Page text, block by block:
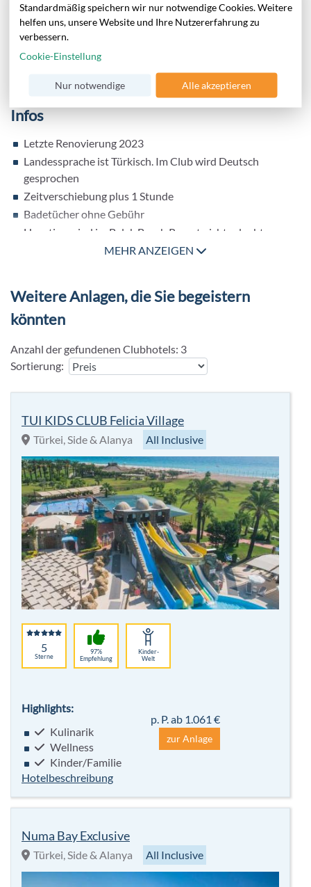
- Beachvolleyball
- Fußball
- Fitnesscenter
- Step Aerobic
MEHR ANZEIGEN
Infos
Letzte Renovierung 2023
Landessprache ist Türkisch. Im Club wird Deutsch
gesprochen
Zeitverschiebung plus 1 Stunde
Badetücher ohne Gebühr
Haustiere sind im Belek Beach Resort nicht erlaubt
obligatorisches Tragen eines AI-Armbandes
MEHR ANZEIGEN
Weitere Anlagen, die Sie begeistern
könnten
Anzahl der gefundenen Clubhotels: 3
Sortierung:
TUI KIDS CLUB Felicia Village
Türkei, Side & Alanya All Inclusive
5
Sterne
97%
Empfehlung
Kinder-
Welt
Highlights:
Kulinarik
Wellness
Kinder/Familie
Hotelbeschreibung
p. P. ab 1.061 €
zur Anlage
Numa Bay Exclusive
Türkei, Side & Alanya All Inclusive
Standardmäßig speichern wir nur notwendige Cookies. Weitere
helfen uns, unsere Website und Ihre Nutzererfahrung zu
verbessern.
Cookie-Einstellung
Nur notwendige Alle akzeptieren